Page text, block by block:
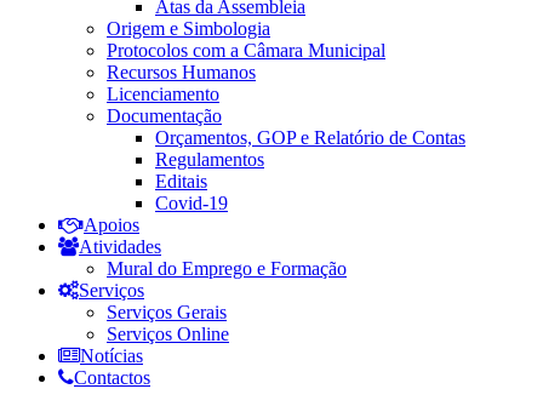
Atas da Assembleia
Origem e Simbologia
Protocolos com a Câmara Municipal
Recursos Humanos
Licenciamento
Documentação
Orçamentos, GOP e Relatório de Contas
Regulamentos
Editais
Covid-19
Apoios
Atividades
Mural do Emprego e Formação
Serviços
Serviços Gerais
Serviços Online
Notícias
Contactos